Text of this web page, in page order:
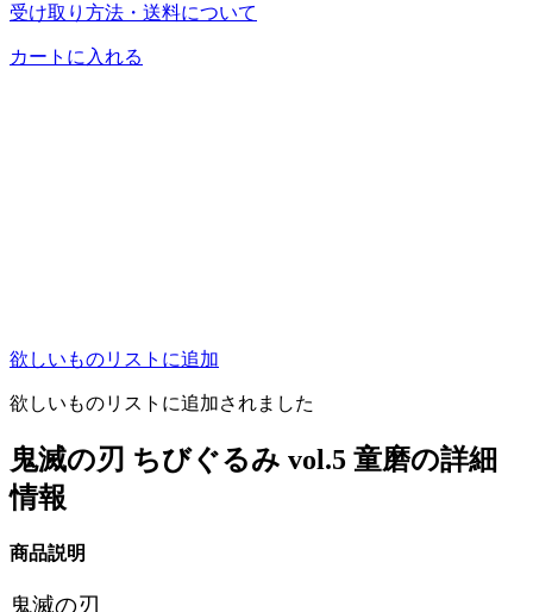
受け取り方法・送料について
カートに入れる
欲しいものリストに追加
欲しいものリストに追加されました
鬼滅の刃 ちびぐるみ vol.5 童磨の詳細
情報
商品説明
鬼滅の刃